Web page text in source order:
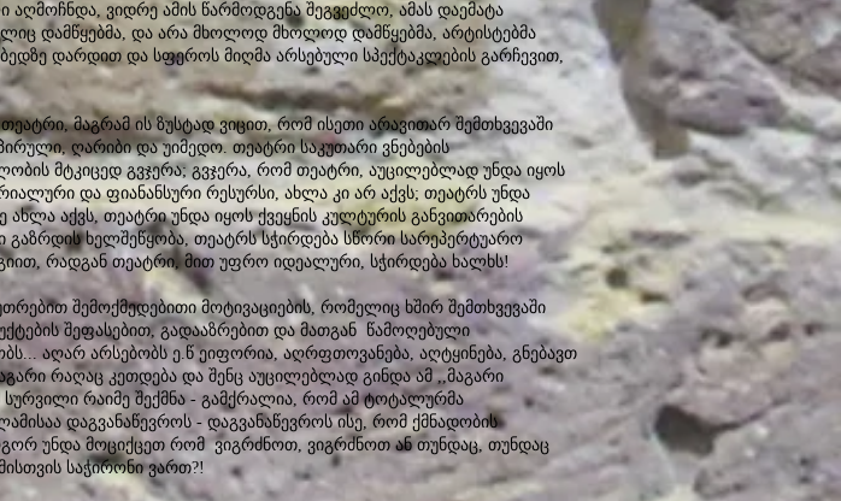
ვიდრე ამის წარმოდგენა შეგვეძლო, ამას დაემატა
დამწყებმა, და არა მხოლოდ მხოლოდ დამწყებმა, არტისტებმა
დარდით და სფეროს მიღმა არსებული სპექტაკლების გარჩევით,
მაგრამ ის ზუსტად ვიცით, რომ ისეთი არავითარ შემთხვევაში
ღარიბი და უიმედო. თეატრი საკუთარი ვნებების
მტკიცედ გვჯერა; გვჯერა, რომ თეატრი, აუცილებლად უნდა იყოს
და ფიანანსური რესურსი, ახლა კი არ აქვს; თეატრს უნდა
აქვს, თეატრი უნდა იყოს ქვეყნის კულტურის განვითარების
ხელშეწყობა, თეატრს სჭირდება სწორი სარეპერტუარო
რადგან თეატრი, მით უფრო იდეალური, სჭირდება ხალხს!
შემოქმედებითი მოტივაციების, რომელიც ხშირ შემთხვევაში
შეფასებით, გადააზრებით და მათგან წამოღებული
აღარ არსებობს ე.წ ეიფორია, აღრფთოვანება, აღტყინება, გნებავთ
რაღაც კეთდება და შენც აუცილებლად გინდა ამ ,,მაგარი
რაიმე შექმნა - გამქრალია, რომ ამ ტოტალურმა
დაგვანაწევროს - დაგვანაწევროს ისე, რომ ქმნადობის
უნდა მოციქცეთ რომ ვიგრძნოთ, ვიგრძნოთ ან თუნდაც, თუნდაც
საჭირონი ვართ?!